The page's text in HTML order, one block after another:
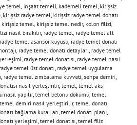
temel, inşaat temeli, kademeli temel, kirişsiz
, kirişsiz radye temel, kirişsiz radye temel donatı
kirişsiz temel, kirişsiz temel nedir, kolon filizi,
nasıl bırakılır, radye temel, radye temel alt
radye temel asansör kuyusu, radye temel donatı
, radye temel donatı detayları, radye temel
, radye temel donatısı, radye temel nasıl
radye temel üst donatı, radye temel uygulama
, radye temel zımbalama kuvveti, sehpa demiri,
nasıl yerleştirilir, temel, temel aks
nasıl yapılır, temel betonu dökümü, temel
temel demiri nasıl yerleştirilir, temel donatı,
bağlama kuralları, temel donatı planı,
yerleşimi, temel donatısı, temel filiz